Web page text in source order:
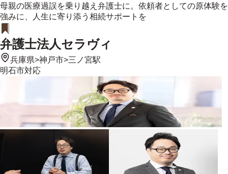
母親の医療過誤を乗り越え弁護士に。依頼者としての原体験を
強みに、人生に寄り添う相続サポートを
弁護士法人セラヴィ
兵庫県>神戸市>三ノ宮駅
明石市対応